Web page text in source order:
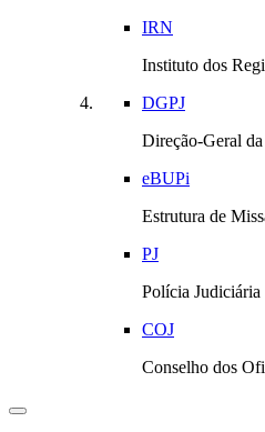
IRN
Instituto dos
DGPJ
Direção-Geral
eBUPi
Estrutura de
PJ
Polícia Judiciária
COJ
Conselho dos
Toggle navigation